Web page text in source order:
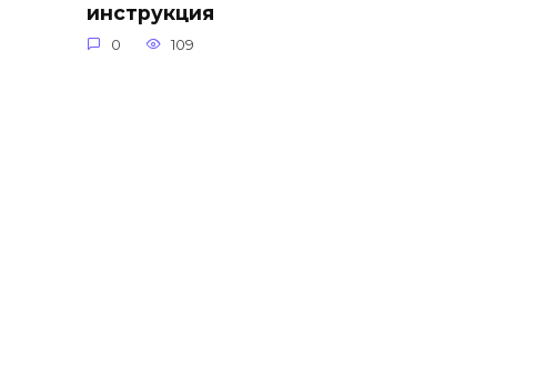
инструкция
0 109